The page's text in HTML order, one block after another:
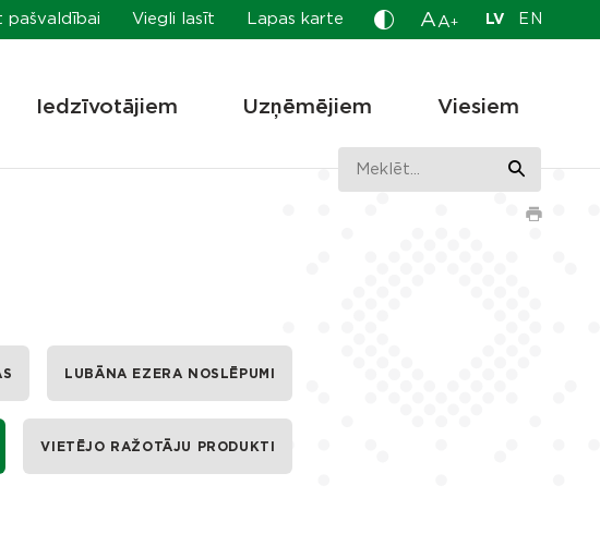
pašvaldībai Viegli lasīt Lapas karte A A+ LV EN
Iedzīvotājiem Uzņēmējiem Viesiem
LUBĀNA EZERA NOSLĒPUMI
VIETĒJO RAŽOTĀJU PRODUKTI